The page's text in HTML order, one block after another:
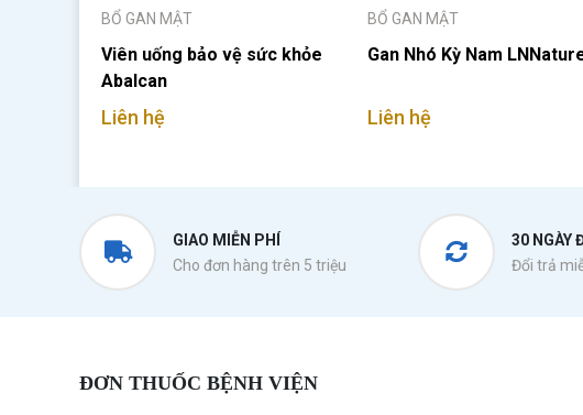
BỔ GAN MẬT
Viên uống bảo vệ sức khỏe
Abalcan
Liên hệ
BỔ GAN MẬT
Gan Nhó Kỳ Nam
Liên hệ
GIAO MIỄN PHÍ
Cho đơn hàng trên 5 triệu
30 NGÀY
Đổi trả
ĐƠN THUỐC BỆNH VIỆN